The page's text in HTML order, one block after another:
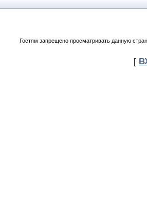
Гостям запрещено просматривать данную
[